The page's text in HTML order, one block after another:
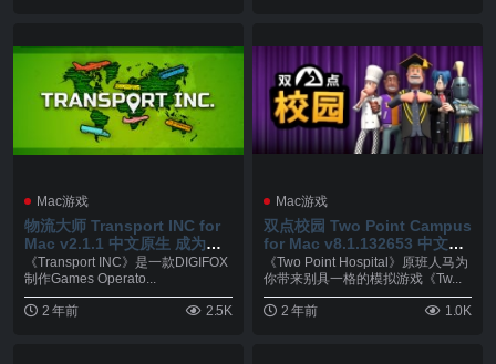
Mac游戏
物流大师 Transport INC for
Mac v2.1.1 中文原生 成为世
界上最大运输公司的创始人和
管理者
《Transport INC》是一款DIGIFOX
制作Games Operato...
2 年前 2.5K
Mac游戏
双点校园 Two Point Campus
for Mac v8.1.132653 中文原
生 别具一格的模拟游戏
《Two Point Hospital》原班人马为
你带来别具一格的模拟游戏《Tw...
2 年前 1.0K